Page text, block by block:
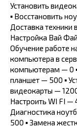
Установить
▪ Восстановить
Доставка
Настройка Вай
Обучение работе
компьютера в
компьютерам — 0 ▪
планшет — 500 ▪
видеокарты —
Настроить WI FI —
Диагностика
500 ▪ Замена